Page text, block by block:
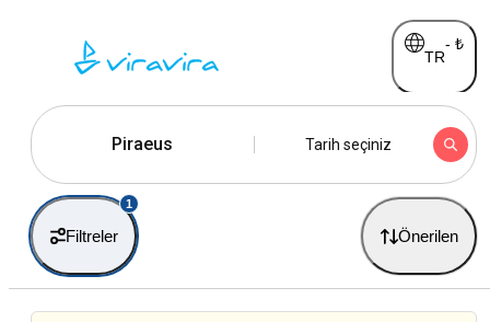
TR
- ₺
Piraeus Tarih seçiniz
Filtreler
1
Önerilen